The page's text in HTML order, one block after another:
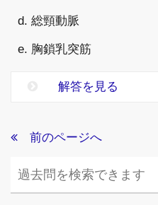
d. 総頸動脈
e. 胸鎖乳突筋
解答を見る
前のページへ